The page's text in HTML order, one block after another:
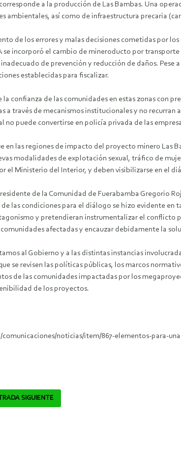
corresponde a la producción de Las Bambas. Una
ambientales, así como de infraestructura precaria
de los errores y malas decisiones cometidas por
incorporó el cambio de mineroducto por
de prevención y reducción de daños. Pese
establecidas para fiscalizar.
la confianza de las comunidades en estas zonas con
a través de mecanismos institucionales y no
no puede convertirse en policía privada de las
en las regiones de impacto del proyecto minero Las
modalidades de explotación sexual, tráfico de
el Ministerio del Interior, y deben visibilizarse en el
de la Comunidad de Fuerabamba Gregorio
las condiciones para el diálogo se hizo evidente en
y pretendieran instrumentalizar el conflicto
comunidades afectadas y encauzar debidamente la
al Gobierno y a las distintas instancias
se revisen las políticas públicas, los marcos
de las comunidades impactadas por los
de los proyectos.
noticias/item/867-elementos-para-
SIGUIENTE